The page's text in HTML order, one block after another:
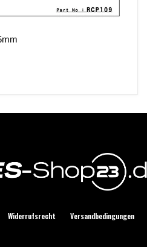
Widerrufsrecht Versandbedingungen